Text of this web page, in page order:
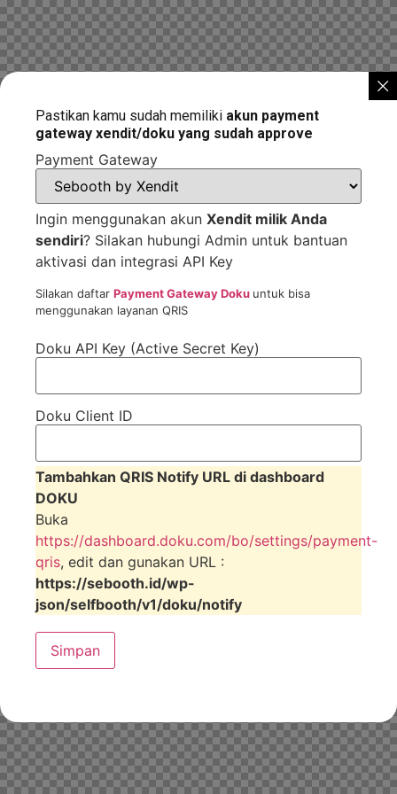
Pastikan kamu sudah memiliki akun payment
gateway xendit/doku yang sudah approve
Payment Gateway
Ingin menggunakan akun Xendit milik Anda
sendiri? Silakan hubungi Admin untuk bantuan
aktivasi dan integrasi API Key
Silakan daftar Payment Gateway Doku untuk bisa
menggunakan layanan QRIS
Doku API Key (Active Secret Key)
Doku Client ID
Tambahkan QRIS Notify URL di dashboard
DOKU
Buka
https://dashboard.doku.com/bo/settings/payment-
qris, edit dan gunakan URL :
https://sebooth.id/wp-
json/selfbooth/v1/doku/notify
Simpan